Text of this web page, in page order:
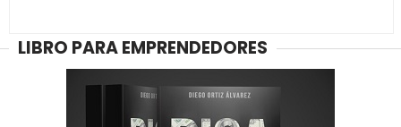
LIBRO PARA EMPRENDEDORES